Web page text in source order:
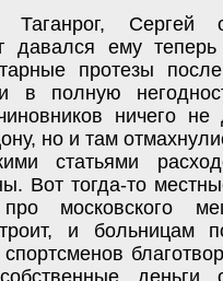
Сергей
давался ему
протезы
в полную
ничего
но и там
статьями
Вот тогда-то
московского
и больницам
деньги